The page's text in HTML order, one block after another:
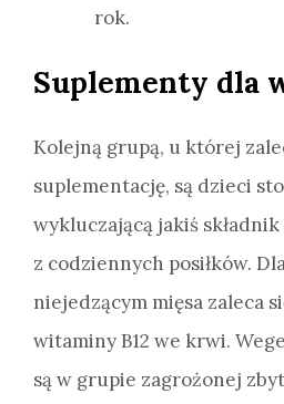
rok.
Suplementy dla
Kolejną grupą, u której
suplementację, są dzieci
wykluczającą jakiś
z codziennych posiłków.
niejedzącym mięsa zaleca
witaminy B12 we krwi.
są w grupie zagrożonej